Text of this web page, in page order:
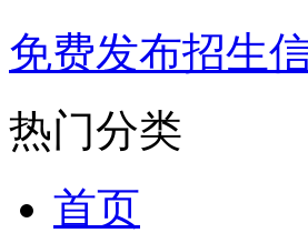
免费发布招生
热门分类
首页